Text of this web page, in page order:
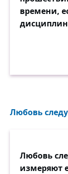
времени,
Любовь
Любовь
измеряют